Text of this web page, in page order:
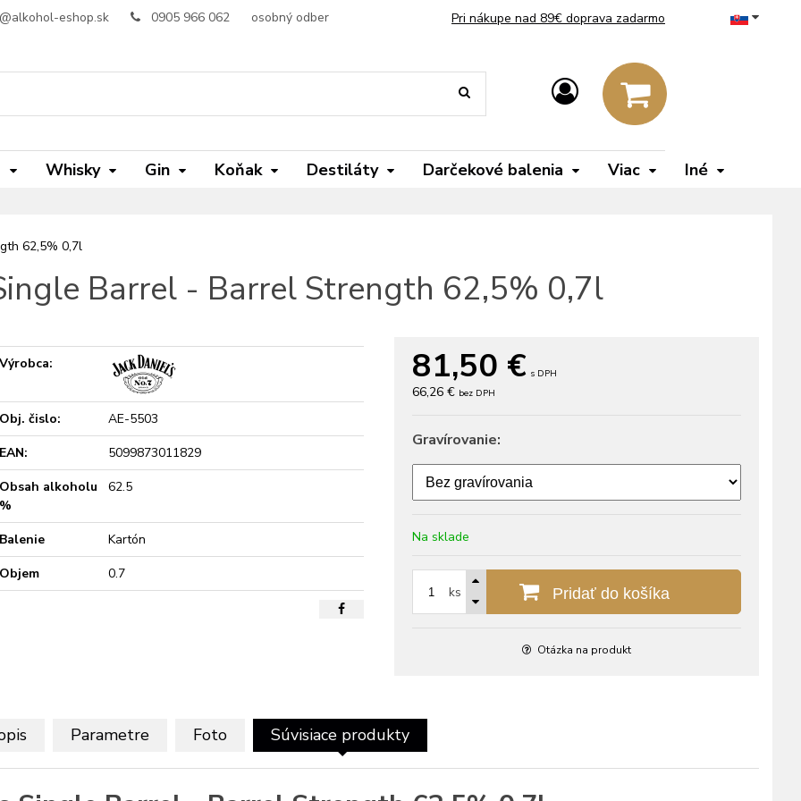
eshop.sk 0905 966 062 osobný odber Pri nákupe nad 89€ doprava zadarmo
Whisky Gin Koňak Destiláty Darčekové balenia Viac Iné
62,5% 0,7l
Barrel - Barrel Strength 62,5% 0,7l
81,50 € s DPH
66,26 € bez DPH
Gravírovanie:
Na sklade
ks Pridať do košíka
Otázka na produkt
Výrobca:
Obj. čislo:
AE-5503
EAN:
5099873011829
Obsah alkoholu
%
62.5
Balenie
Kartón
Objem
0.7
Parametre Foto Súvisiace produkty